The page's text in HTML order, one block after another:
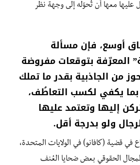
عليها معها أن تُحوّله إلى وجهة نظر
أوسع، فإن مسألة
المعرّفة بتوقعات مفروضة
من الجاذبية بقدر ما تملك
يكفي لكسب التعاطُف،
إليها وتعتمد عليها
ولو بدرجة أقل.
في قضية (كافانو) في الولايات المتحدة،
الحقوقي بعض ضحايا العُنف